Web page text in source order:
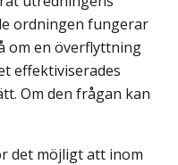
ordningen fungerar
om en överflyttning
effektiviserades
Om den frågan kan
det möjligt att inom